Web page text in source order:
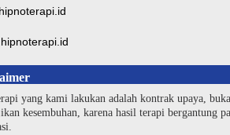
yang kami lakukan adalah kontrak upaya,
kesembuhan, karena hasil terapi bergantung